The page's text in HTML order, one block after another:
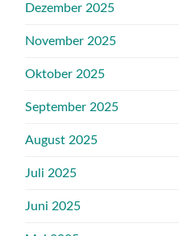
Dezember 2025
November 2025
Oktober 2025
September 2025
August 2025
Juli 2025
Juni 2025